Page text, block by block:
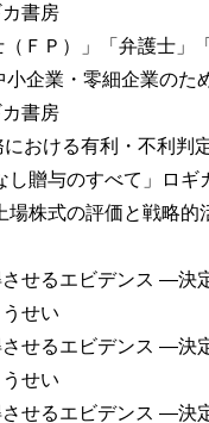
書房
（ＦＰ）」「弁護士」
小企業・零細企業のた
書房
における有利・不利判
し贈与のすべて」ロギ
場株式の評価と戦略的
させるエビデンス ―
せい
させるエビデンス ―
せい
させるエビデンス ―